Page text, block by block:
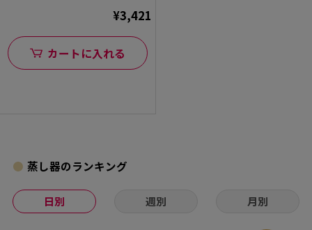
¥3,421
カートに入れる
蒸し器のランキング
日別 週別 月別